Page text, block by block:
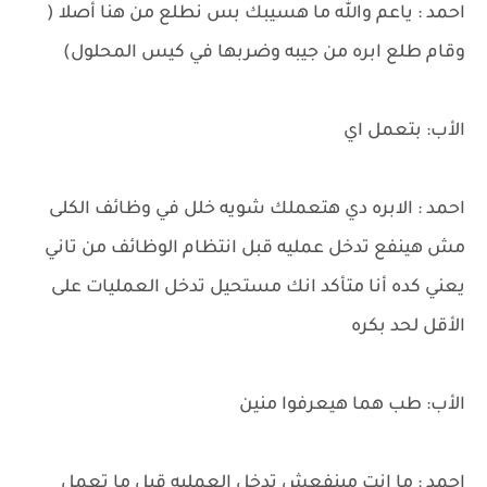
احمد : ياعم والله ما هسيبك بس نطلع من هنا أصلا (
وقام طلع ابره من جيبه وضربها في كيس المحلول)
الأب: بتعمل اي
احمد : الابره دي هتعملك شويه خلل في وظائف الكلى
مش هينفع تدخل عمليه قبل انتظام الوظائف من تاني
يعني كده أنا متأكد انك مستحيل تدخل العمليات على
الأقل لحد بكره
الأب: طب هما هيعرفوا منين